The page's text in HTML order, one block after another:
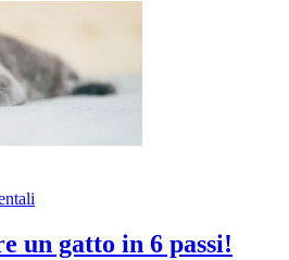
un gatto in 6 passi!